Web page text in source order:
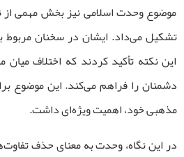
موضوع وحدت اسلامی نیز بخش مهمی از
تشکیل می‌داد. ایشان در سخنان مربوط
این نکته تأکید کردند که اختلاف میان
دشمنان را فراهم می‌کند. این موضوع
مذهبی خود، اهمیت ویژه‌ای داشت.
در این نگاه، وحدت به معنای حذف